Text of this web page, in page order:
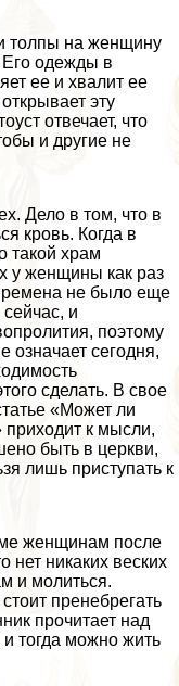
толпы на женщину
Его одежды в
ее и хвалит ее
эту
отвечает, что
и другие не
Дело в том, что в
кровь. Когда в
такой храм
у женщины как раз
не было еще
и
поэтому
означает сегодня,
сделать. В свое
«Может ли
к мысли,
быть в церкви,
лишь приступать к
женщинам после
нет никаких веских
и молиться.
пренебрегать
прочитает над
тогда можно жить